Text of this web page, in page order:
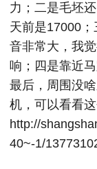
力；二是毛坯
天前是17000
音非常大，我
响；四是靠近
最后，周围没
机，可以看看这
http://
40~-1/